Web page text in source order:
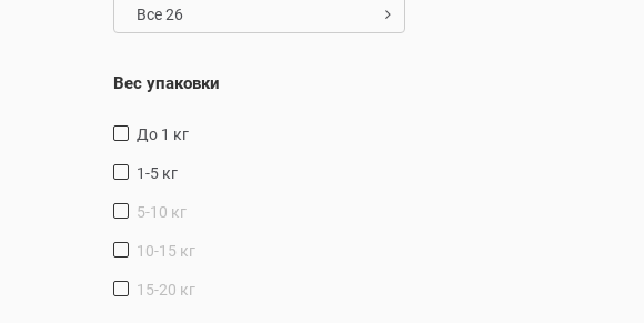
Все 26
Вес упаковки
до 1 кг
1-5 кг
5-10 кг
10-15 кг
15-20 кг